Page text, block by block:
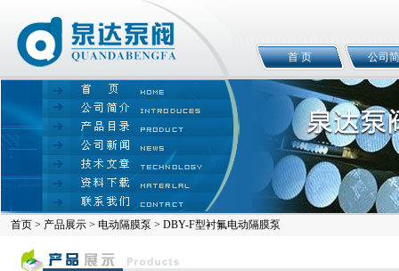
首 页 公司
首页 > 产品展示 > 电动隔膜泵 > DBY-F型衬氟电动隔膜泵